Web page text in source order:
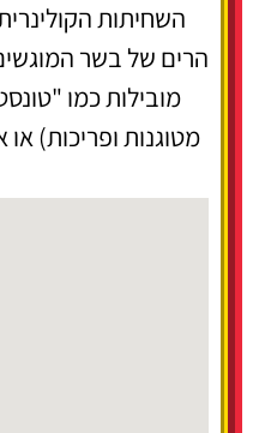
השחיתות
הרים של בשר
מובילות כמו
מטוגנות ופריכות) או